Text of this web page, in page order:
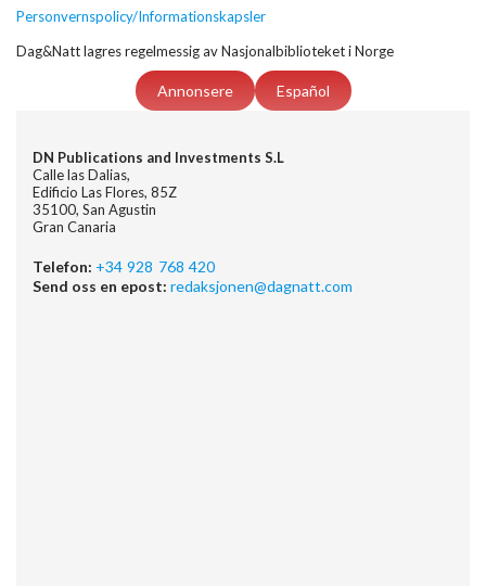
Personvernspolicy/Informationskapsler
Dag&Natt lagres regelmessig av Nasjonalbiblioteket i Norge
Annonsere Español
DN Publications and Investments S.L
Calle las Dalias,
Edificio Las Flores, 85Z
35100, San Agustin
Gran Canaria
Telefon: +34 928 768 420
Send oss en epost: redaksjonen@dagnatt.com